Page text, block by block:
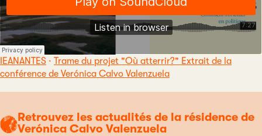
IEANANTES · Trame du projet "Où atterrir?" Extrait de la
conférence de Verónica Calvo Valenzuela
Retrouvez les actualités de la résidence de
Verónica Calvo Valenzuela